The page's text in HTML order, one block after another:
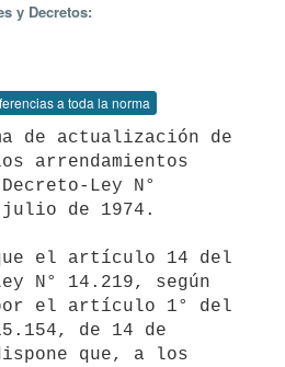
y Decretos:
a toda la norma
de actualización de
arrendamientos
Ley N°
de 1974.
que el artículo 14 del
N° 14.219, según
el artículo 1° del
de 14 de
que, a los